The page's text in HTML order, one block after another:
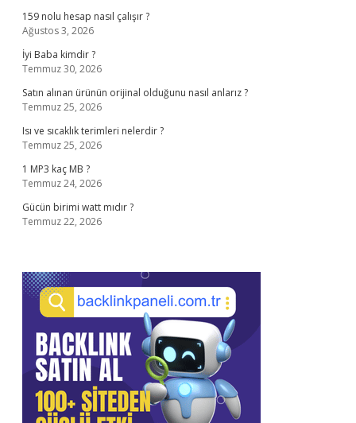
159 nolu hesap nasıl çalışır ?
Ağustos 3, 2026
İyi Baba kimdir ?
Temmuz 30, 2026
Satın alınan ürünün orijinal olduğunu nasıl anlarız ?
Temmuz 25, 2026
Isı ve sıcaklık terimleri nelerdir ?
Temmuz 25, 2026
1 MP3 kaç MB ?
Temmuz 24, 2026
Gücün birimi watt mıdır ?
Temmuz 22, 2026